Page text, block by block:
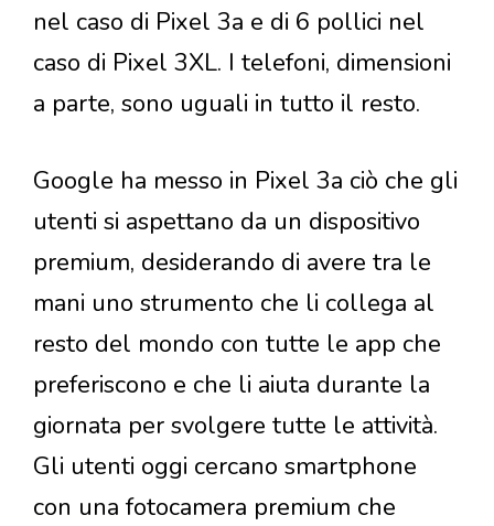
nel caso di Pixel 3a e di 6 pollici nel
caso di Pixel 3XL. I telefoni, dimensioni
a parte, sono uguali in tutto il resto.
Google ha messo in Pixel 3a ciò che gli
utenti si aspettano da un dispositivo
premium, desiderando di avere tra le
mani uno strumento che li collega al
resto del mondo con tutte le app che
preferiscono e che li aiuta durante la
giornata per svolgere tutte le attività.
Gli utenti oggi cercano smartphone
con una fotocamera premium che